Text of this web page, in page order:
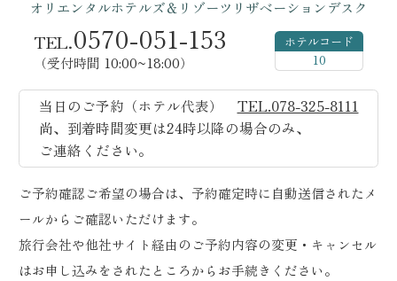
オリエンタルホテルズ＆リゾーツ リザベーションデスク
TEL.0570-051-153
（受付時間 10:00~18:00）
ホテルコード
10
当日のご予約（ホテル代表） TEL.078-325-8111
尚、到着時間変更は24時以降の場合のみ、
ご連絡ください。
ご予約確認ご希望の場合は、予約確定時に自動送信されたメ
ールからご確認いただけます。
旅行会社や他社サイト経由のご予約内容の変更・キャンセル
はお申し込みをされたところからお手続きください。